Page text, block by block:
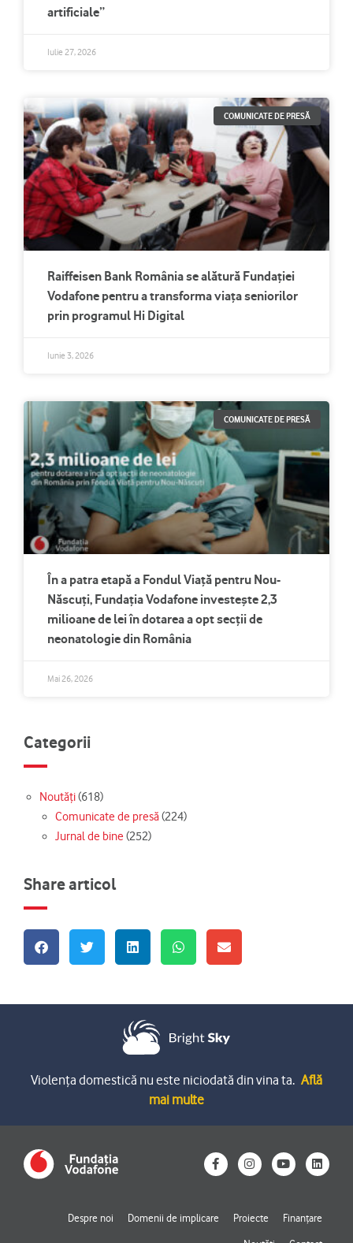
artificiale”
Iulie 27, 2026
COMUNICATE DE PRESĂ
Raiffeisen Bank România se alătură Fundației
Vodafone pentru a transforma viața seniorilor
prin programul Hi Digital
Iunie 3, 2026
COMUNICATE DE PRESĂ
În a patra etapă a Fondul Viață pentru Nou-
Născuți, Fundația Vodafone investește 2,3
milioane de lei în dotarea a opt secții de
neonatologie din România
Mai 26, 2026
Categorii
Noutăți(618)
Comunicate de presă(224)
Jurnal de bine (252)
Share articol
Violența domestică nu este niciodată din vina ta. Află
mai multe
F
a
o
I
n
g
a
Y
o
b
L
i
d
n
Despre noi Domenii de implicare Proiecte Finanțare